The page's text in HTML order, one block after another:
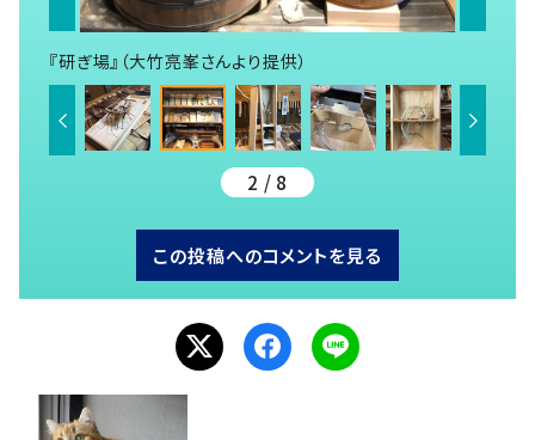
『研ぎ場』（大竹亮峯さんより提供）
2 / 8
この投稿へのコメントを見る